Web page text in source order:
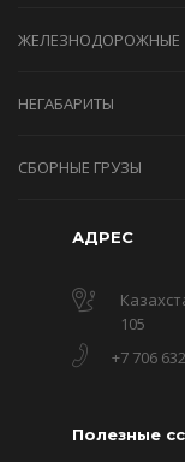
ЖЕЛЕЗНОДОРОЖНЫЕ
НЕГАБАРИТЫ
СБОРНЫЕ ГРУЗЫ
АДРЕС
105
+7 706
Полезные